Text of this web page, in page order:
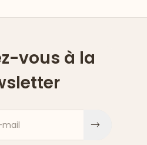
vous à la
mail